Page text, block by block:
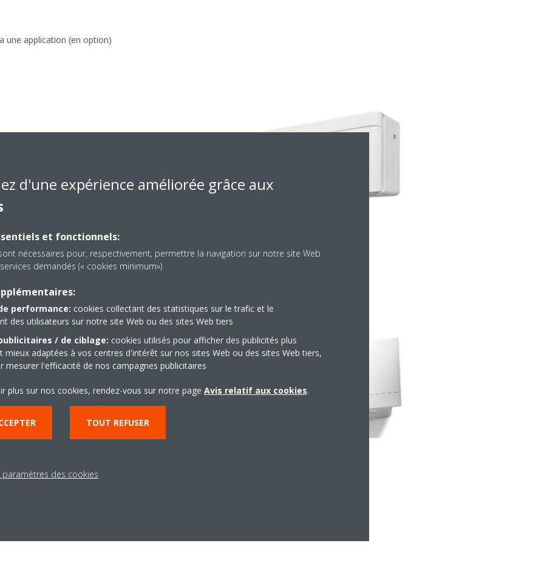
une application (en option)
les prix iF Award, Reddot Award et Good
innovant et ses fonctionnalités.
: design compact et fonctionnel adapté à
une application (standard)
de l’air avec une même unité.
: élégante finition argent ou blanc cristal
application (standard)
d'une expérience améliorée grâce aux
et fonctionnels:
nécessaires pour, respectivement, permettre la navigation sur notre site Web
demandés (« cookies minimum»).
performance: cookies collectant des statistiques sur le trafic et le
des utilisateurs sur notre site Web ou des sites Web tiers
/ de ciblage: cookies utilisés pour afficher des publicités plus
mieux adaptées à vos centres d'intérêt sur nos sites Web ou des sites Web tiers,
mesurer l'efficacité de nos campagnes publicitaires
plus sur nos cookies, rendez-vous sur notre page Avis relatif aux cookies.
TOUT REFUSER
paramètres des cookies